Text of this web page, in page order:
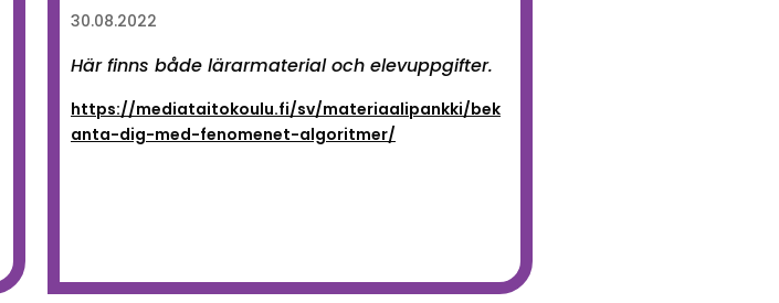
30.08.2022
Här finns både lärarmaterial och elevuppgifter.
https://mediataitokoulu.fi/sv/materiaalipankki/bek
anta-dig-med-fenomenet-algoritmer/